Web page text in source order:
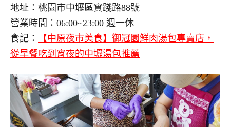
地址：桃園市中壢區實踐路88號
營業時間：06:00~23:00 週一休
食記：
【中原夜市美食】御冠園鮮肉湯包專賣店，
從早餐吃到宵夜的中壢湯包推薦